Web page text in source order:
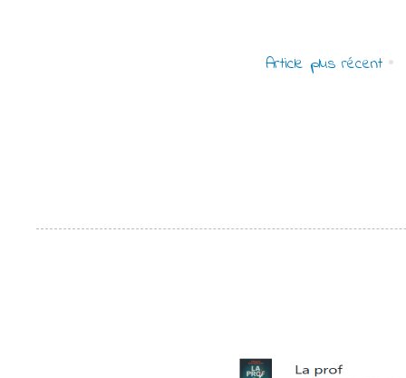
Article plus récent